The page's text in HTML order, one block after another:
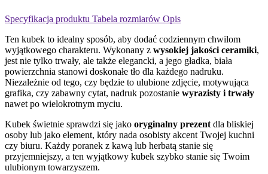
Specyfikacja produktu Tabela rozmiarów Opis
Ten kubek to idealny sposób, aby dodać codziennym chwilom
wyjątkowego charakteru. Wykonany z wysokiej jakości ceramiki,
jest nie tylko trwały, ale także elegancki, a jego gładka, biała
powierzchnia stanowi doskonałe tło dla każdego nadruku.
Niezależnie od tego, czy będzie to ulubione zdjęcie, motywująca
grafika, czy zabawny cytat, nadruk pozostanie wyrazisty i trwały
nawet po wielokrotnym myciu.
Kubek świetnie sprawdzi się jako oryginalny prezent dla bliskiej
osoby lub jako element, który nada osobisty akcent Twojej kuchni
czy biuru. Każdy poranek z kawą lub herbatą stanie się
przyjemniejszy, a ten wyjątkowy kubek szybko stanie się Twoim
ulubionym towarzyszem.